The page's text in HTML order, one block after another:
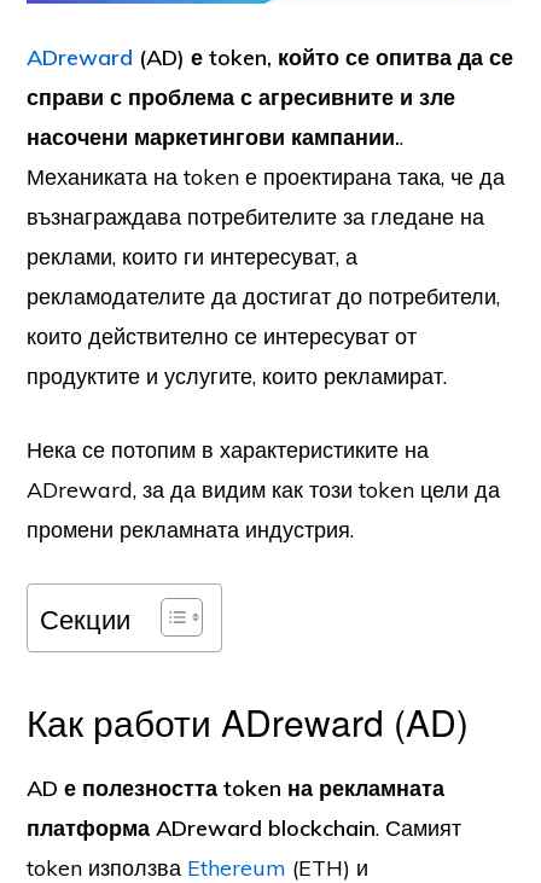
ADreward (AD) е token, който се опитва да се
справи с проблема с агресивните и зле
насочени маркетингови кампании..
Механиката на token е проектирана така, че да
възнаграждава потребителите за гледане на
реклами, които ги интересуват, а
рекламодателите да достигат до потребители,
които действително се интересуват от
продуктите и услугите, които рекламират.
Нека се потопим в характеристиките на
ADreward, за да видим как този token цели да
промени рекламната индустрия.
Секции
Как работи ADreward (AD)
AD е полезността token на рекламната
платформа ADreward blockchain. Самият
token използва Ethereum (ETH) и